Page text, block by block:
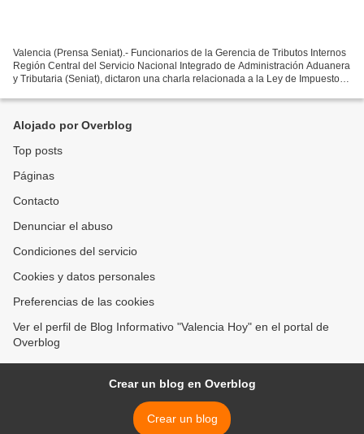
Valencia (Prensa Seniat).- Funcionarios de la Gerencia de Tributos Internos
Región Central del Servicio Nacional Integrado de Administración Aduanera
y Tributaria (Seniat), dictaron una charla relacionada a la Ley de Impuesto a
Alojado por Overblog
Top posts
Páginas
Contacto
Denunciar el abuso
Condiciones del servicio
Cookies y datos personales
Preferencias de las cookies
Ver el perfil de Blog Informativo "Valencia Hoy" en el portal de
Overblog
Crear un blog en Overblog
Crear un blog